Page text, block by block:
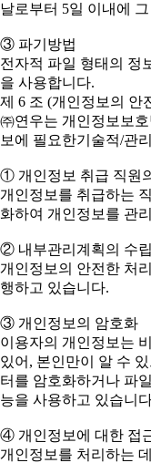
날로부터 5일 이내에
③ 파기방법
전자적 파일 형태의 정
을 사용합니다.
제 6 조 (개인정보의 안
㈜연우는 개인정보보
보에 필요한기술적/관
① 개인정보 취급 직원
개인정보를 취급하는
화하여 개인정보를 관
② 내부관리계획의 수
개인정보의 안전한 처
행하고 있습니다.
③ 개인정보의 암호화
이용자의 개인정보는
있어, 본인만이 알 수
터를 암호화하거나 파
능을 사용하고 있습니
④ 개인정보에 대한 접
개인정보를 처리하는